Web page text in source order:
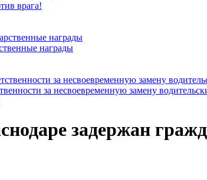
врага!
награды
за несвоевременную замену
задержан